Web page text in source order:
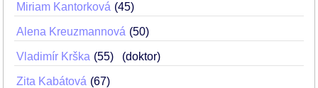
Miriam Kantorková 45
Alena Kreuzmannová 50
Vladimír Krška 55 (doktor)
Zita Kabátová 67